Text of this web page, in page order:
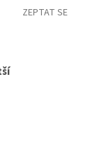
ZEPTAT SE